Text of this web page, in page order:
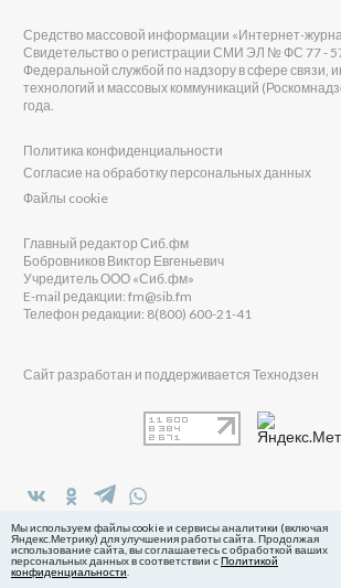
в Яндекс.Дзен
Средство массовой информации «Интернет-
Свидетельство о регистрации СМИ ЭЛ № ФС 77 -
Федеральной службой по надзору в сфере связи,
технологий и массовых коммуникаций
года.
Политика конфиденциальности
Согласие на обработку персональных данных
Файлы cookie
Главный редактор Сиб.фм
Бобровников Виктор Евгеньевич
Учредитель ООО «Сиб.фм»
E-mail редакции: fm@sib.fm
Телефон редакции: 8(800) 600-21-41
Сайт разработан и поддерживается Технодзен
Мы используем файлы cookie и сервисы аналитики (включая
Яндекс.Метрику) для улучшения работы сайта. Продолжая
использование сайта, вы соглашаетесь с обработкой ваших
персональных данных в соответствии сПолитикой
конфиденциальности